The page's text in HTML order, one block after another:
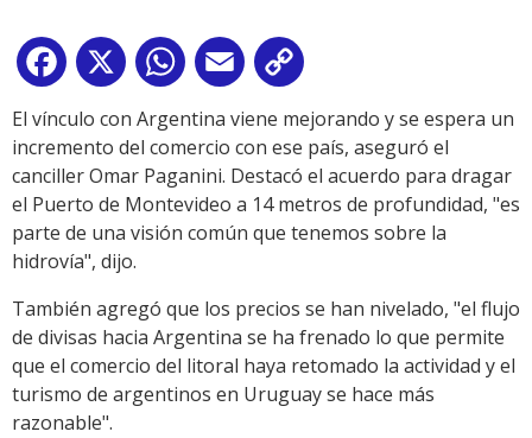
Facebook
X WhatsApp
Email
Link
El vínculo con Argentina viene mejorando y se espera un
incremento del comercio con ese país, aseguró el
canciller Omar Paganini. Destacó el acuerdo para dragar
el Puerto de Montevideo a 14 metros de profundidad, "es
parte de una visión común que tenemos sobre la
hidrovía", dijo.
También agregó que los precios se han nivelado, "el flujo
de divisas hacia Argentina se ha frenado lo que permite
que el comercio del litoral haya retomado la actividad y el
turismo de argentinos en Uruguay se hace más
razonable".